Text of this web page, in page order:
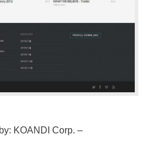
KOANDI Corp. –